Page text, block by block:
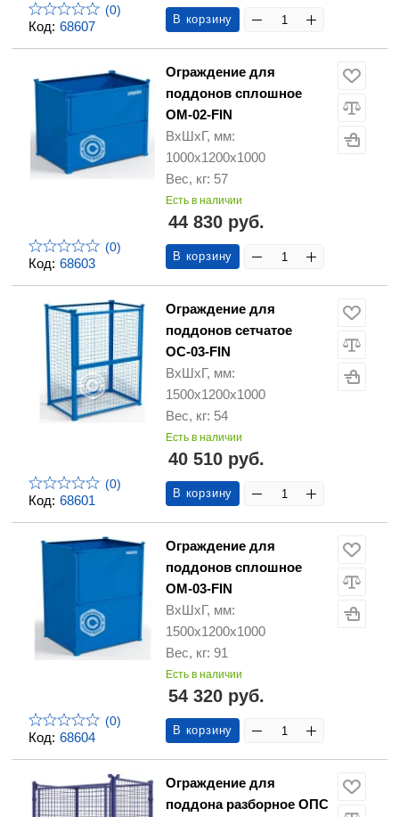
Код: 68607
(0)
В корзину
Код: 68603
(0)
Ограждение для
поддонов сплошное
ОМ-02-FIN
ВхШхГ, мм:
1000х1200х1000
Вес, кг: 57
Есть в наличии
44 830 руб.
В корзину
Код: 68601
(0)
Ограждение для
поддонов сетчатое
ОС-03-FIN
ВхШхГ, мм:
1500х1200х1000
Вес, кг: 54
Есть в наличии
40 510 руб.
В корзину
Код: 68604
(0)
Ограждение для
поддонов сплошное
ОМ-03-FIN
ВхШхГ, мм:
1500х1200х1000
Вес, кг: 91
Есть в наличии
54 320 руб.
В корзину
Ограждение для
поддона разборное ОПС